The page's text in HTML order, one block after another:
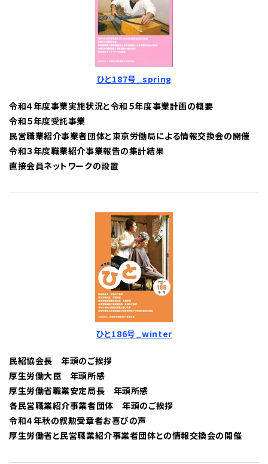
ひと187号_spring
令和４年度事業実施状況と令和５年度事業計画の概要
令和５年度受託事業
民営職業紹介事業者団体と東京労働局による情報交換会の開催
令和３年度職業紹介事業報告の集計結果
直接会員ネットワークの設置
ひと186号_winter
民紹協会長 年頭のご挨拶
厚生労働大臣 年頭所感
厚生労働省職業安定局長 年頭所感
各民営職業紹介事業者団体 年頭のご挨拶
令和４年秋の叙勲受章者お喜びの声
厚生労働省と民営職業紹介事業者団体との情報交換会の開催